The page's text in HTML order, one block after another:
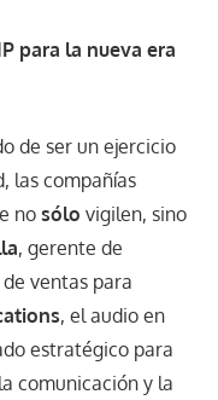
para la nueva era
de ser un ejercicio
las compañías
no sólo vigilen, sino
, gerente de
ventas para
, el audio en
estratégico para
comunicación y la